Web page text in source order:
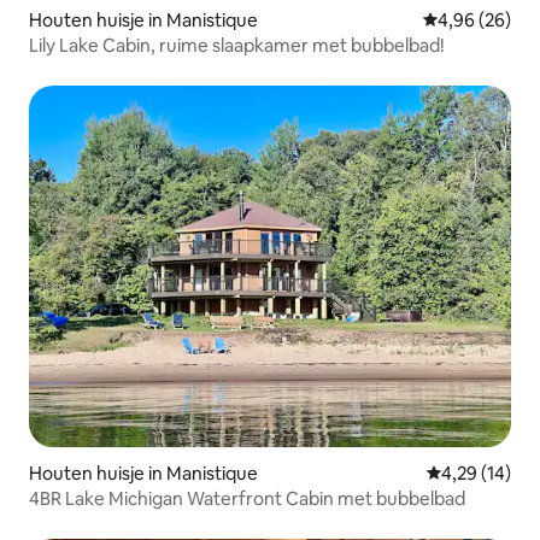
Houten huisje in Manistique Gemiddelde
4,96 (26)
Lily Lake Cabin, ruime slaapkamer met bubbelbad!
Houten huisje in Manistique Gemiddelde
4,29 (14)
4BR Lake Michigan Waterfront Cabin met bubbelbad